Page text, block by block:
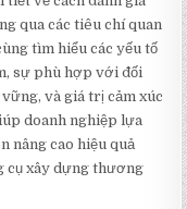
qua các tiêu chí quan
tìm hiểu các yếu tố
sự phù hợp với đối
và giá trị cảm xúc
doanh nghiệp lựa
nâng cao hiệu quả
cụ xây dựng thương